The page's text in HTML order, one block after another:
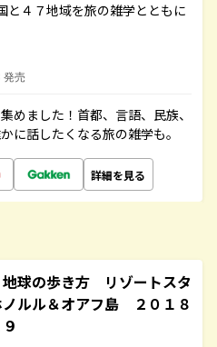
と４７地域を旅の雑学とともに
発売
めました！首都、言語、民族、
に話したくなる旅の雑学も。
詳細を見る
球の歩き方 リゾートスタ
ルル＆オアフ島 ２０１８